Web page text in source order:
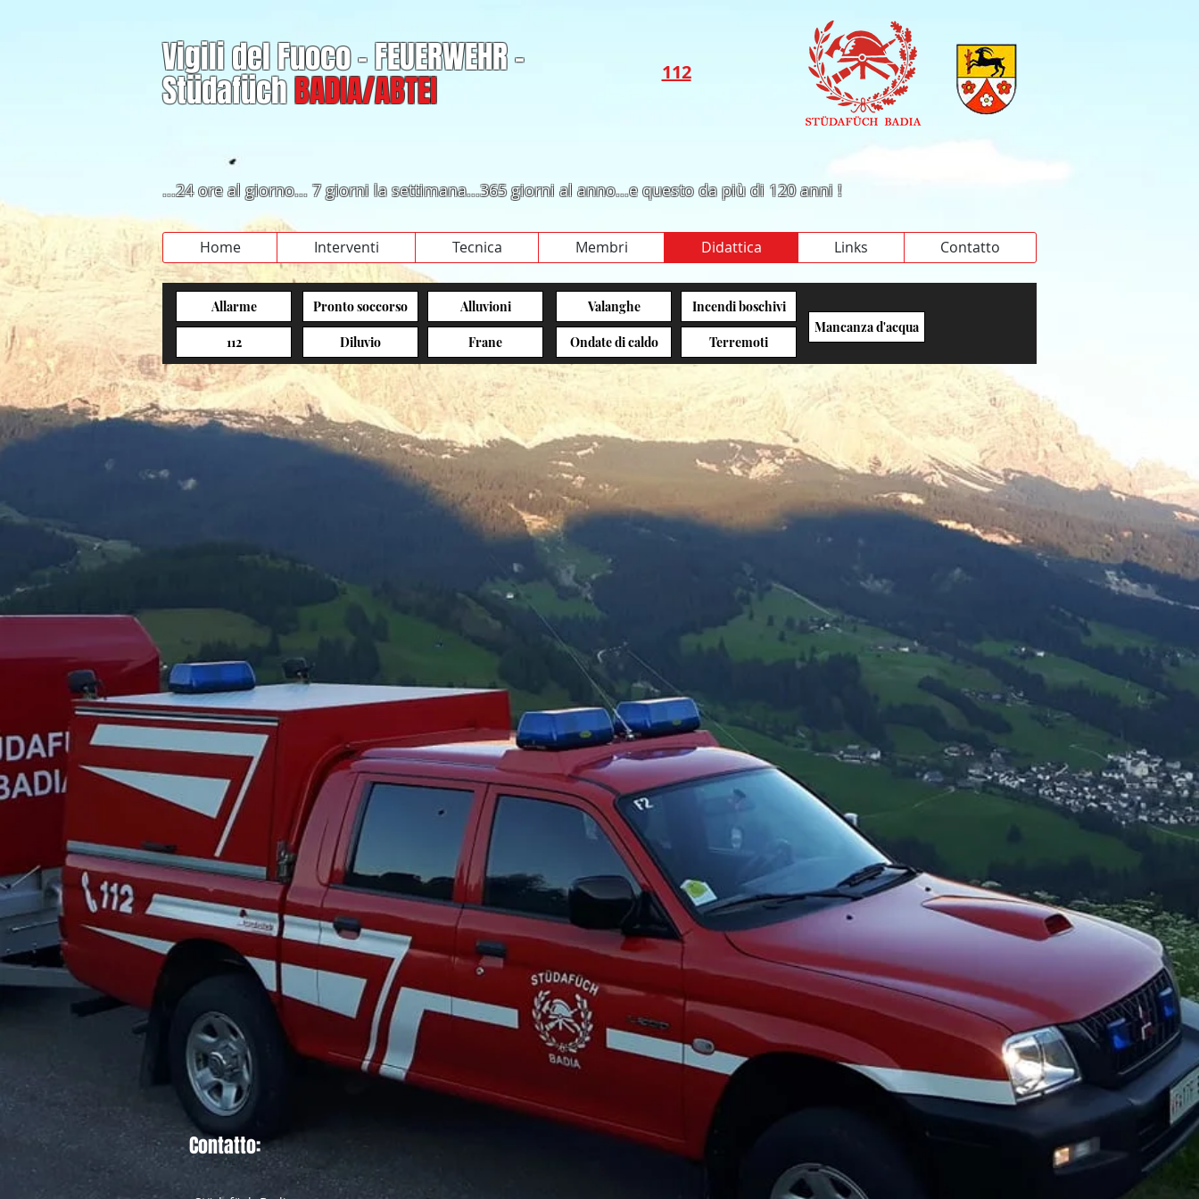
Vigili del Fuoco - FEUERWEHR -
StüdafüchBADIA/ABTEI 112​​
...24 ore al giorno... 7 giorni la settimana...365 giorni al anno...e questo da più di 120 anni !
Home Interventi Tecnica Membri Didattica Links Contatto
Allarme
112
Pronto soccorso
Diluvio
Alluvioni
Frane
Valanghe
Ondate di caldo
Incendi boschivi
Terremoti
Mancanza d'acqua
Contatto: